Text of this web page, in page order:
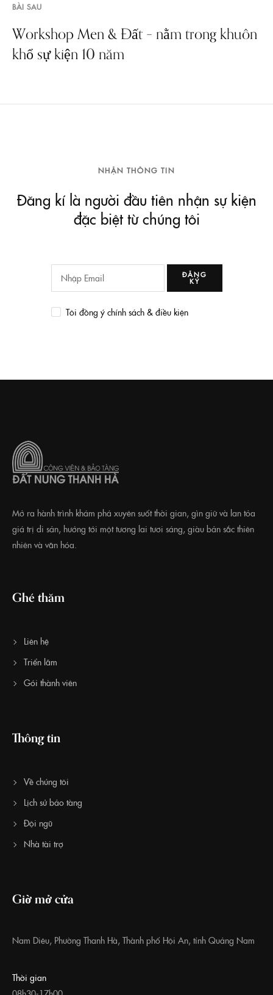
BÀI SAU
Workshop Men & Đất – nằm trong khuôn
khổ sự kiện 10 năm
NHẬN THÔNG TIN
Đăng kí là người đầu tiên nhận sự kiện
đặc biệt từ chúng tôi
ĐĂNG
KÝ
Tôi đồng ý chính sách & điều kiện
Mở ra hành trình khám phá xuyên suốt thời gian, gìn giữ và lan tỏa
giá trị di sản, hướng tới một tương lai tươi sáng, giàu bản sắc thiên
nhiên và văn hóa.
Ghé thăm
Liên hệ
Triển lãm
Gói thành viên
Thông tin
Về chúng tôi
Lịch sử bảo tàng
Đội ngũ
Nhà tài trợ
Giờ mở cửa
Nam Diêu, Phường Thanh Hà, Thành phố Hội An, tỉnh Quảng Nam
Thời gian